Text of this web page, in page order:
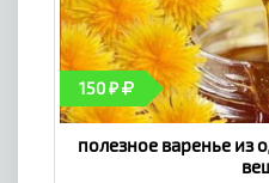
150 ₽
полезное варенье из